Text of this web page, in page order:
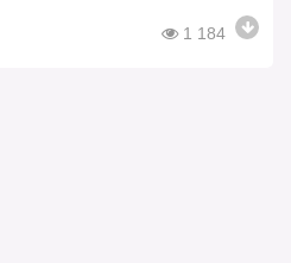
1 184